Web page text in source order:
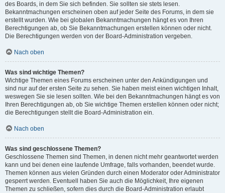
des Boards, in dem Sie sich befinden. Sie sollten sie stets lesen.
Bekanntmachungen erscheinen oben auf jeder Seite des Forums, in dem sie
erstellt wurden. Wie bei globalen Bekanntmachungen hängt es von Ihren
Berechtigungen ab, ob Sie Bekanntmachungen erstellen können oder nicht.
Die Berechtigungen werden von der Board-Administration vergeben.
Nach oben
Was sind wichtige Themen?
Wichtige Themen eines Forums erscheinen unter den Ankündigungen und
sind nur auf der ersten Seite zu sehen. Sie haben meist einen wichtigen Inhalt,
weswegen Sie sie lesen sollten. Wie bei den Bekanntmachungen hängt es von
Ihren Berechtigungen ab, ob Sie wichtige Themen erstellen können oder nicht;
die Berechtigungen stellt die Board-Administration ein.
Nach oben
Was sind geschlossene Themen?
Geschlossene Themen sind Themen, in denen nicht mehr geantwortet werden
kann und bei denen eine laufende Umfrage, falls vorhanden, beendet wurde.
Themen können aus vielen Gründen durch einen Moderator oder Administrator
gesperrt werden. Eventuell haben Sie auch die Möglichkeit, Ihre eigenen
Themen zu schließen, sofern dies durch die Board-Administration erlaubt